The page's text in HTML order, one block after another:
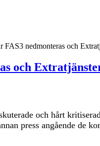
FAS3 nedmonteras och
och
och hårt
press angående de